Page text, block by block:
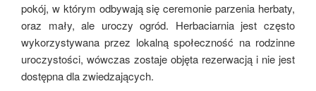
pokój, w którym odbywają się ceremonie parzenia herbaty,
oraz mały, ale uroczy ogród. Herbaciarnia jest często
wykorzystywana przez lokalną społeczność na rodzinne
uroczystości, wówczas zostaje objęta rezerwacją i nie jest
dostępna dla zwiedzających.